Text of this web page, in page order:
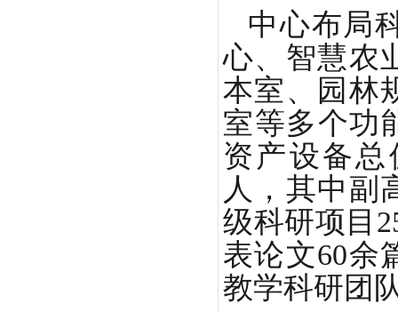
中心布局
心、智慧农
本室、园林
室等多个功
资产设备总
人，其中副
级科研项目
表论文60余
教学科研团